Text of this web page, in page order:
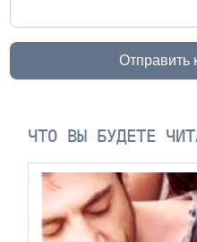
Отправить
ЧТО ВЫ БУДЕТЕ